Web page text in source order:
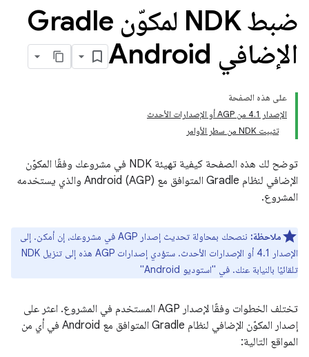
ضبط NDK لمكوّن Gradle
الإضافي Android
على هذه الصفحة
الإصدار 4.1 من AGP أو الإصدارات الأحدث
تثبيت NDK من سطر الأوامر
توضح لك هذه الصفحة كيفية تهيئة NDK في مشروعك وفقًا المكوّن
الإضافي لنظام Gradle المتوافق مع Android (AGP) والذي يستخدمه
المشروع.
ملاحظة:
ننصحك بمحاولة تحديث إصدار AGP في مشروعك، إن أمكن. إلى
الإصدار 4.1 أو الإصدارات الأحدث. ستؤدي إصدارات AGP هذه إلى تنزيل NDK
تلقائيًا بالنيابة عنك. في "استوديو Android"
تختلف الخطوات وفقًا لإصدار AGP المستخدم في المشروع. اعثر على
إصدار المكوّن الإضافي لنظام Gradle المتوافق مع Android في أي من
المواقع التالية: